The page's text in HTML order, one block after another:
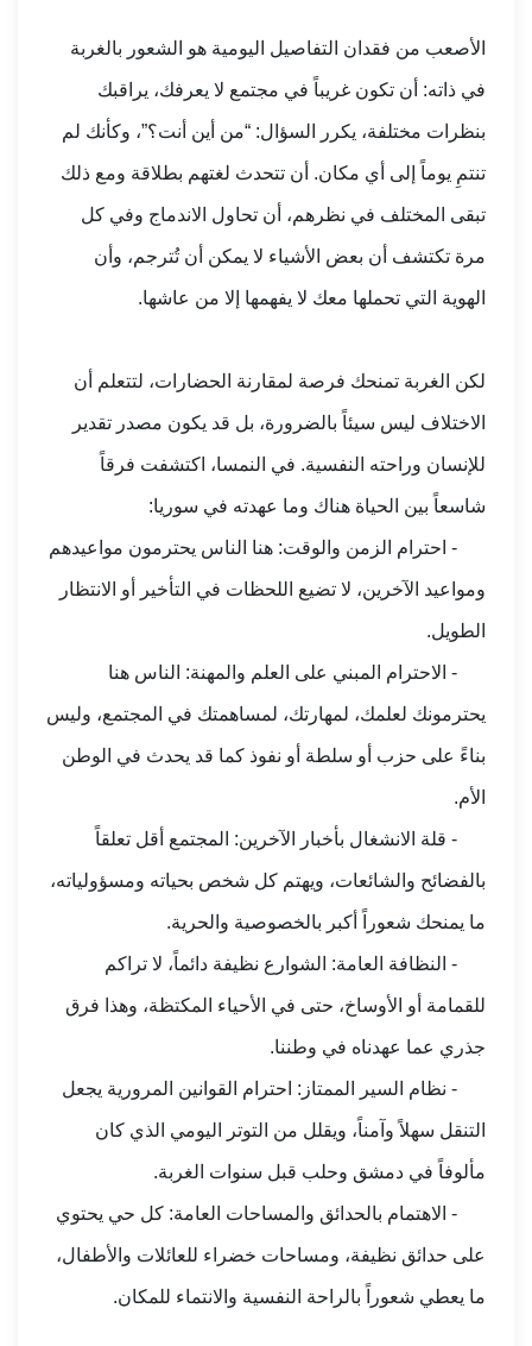
الأصعب من فقدان التفاصيل اليومية هو الشعور بالغربة
في ذاته: أن تكون غريباً في مجتمع لا يعرفك، يراقبك
بنظرات مختلفة، يكرر السؤال: “من أين أنت؟”، وكأنك لم
تنتمِ يوماً إلى أي مكان. أن تتحدث لغتهم بطلاقة ومع ذلك
تبقى المختلف في نظرهم، أن تحاول الاندماج وفي كل
مرة تكتشف أن بعض الأشياء لا يمكن أن تُترجم، وأن
الهوية التي تحملها معك لا يفهمها إلا من عاشها.
لكن الغربة تمنحك فرصة لمقارنة الحضارات، لتتعلم أن
الاختلاف ليس سيئاً بالضرورة، بل قد يكون مصدر تقدير
للإنسان وراحته النفسية. في النمسا، اكتشفت فرقاً
شاسعاً بين الحياة هناك وما عهدته في سوريا:
- احترام الزمن والوقت: هنا الناس يحترمون مواعيدهم
ومواعيد الآخرين، لا تضيع اللحظات في التأخير أو الانتظار
الطويل.
- الاحترام المبني على العلم والمهنة: الناس هنا
يحترمونك لعلمك، لمهارتك، لمساهمتك في المجتمع، وليس
بناءً على حزب أو سلطة أو نفوذ كما قد يحدث في الوطن
الأم.
- قلة الانشغال بأخبار الآخرين: المجتمع أقل تعلقاً
بالفضائح والشائعات، ويهتم كل شخص بحياته ومسؤولياته،
ما يمنحك شعوراً أكبر بالخصوصية والحرية.
- النظافة العامة: الشوارع نظيفة دائماً، لا تراكم
للقمامة أو الأوساخ، حتى في الأحياء المكتظة، وهذا فرق
جذري عما عهدناه في وطننا.
- نظام السير الممتاز: احترام القوانين المرورية يجعل
التنقل سهلاً وآمناً، ويقلل من التوتر اليومي الذي كان
مألوفاً في دمشق وحلب قبل سنوات الغربة.
- الاهتمام بالحدائق والمساحات العامة: كل حي يحتوي
على حدائق نظيفة، ومساحات خضراء للعائلات والأطفال،
ما يعطي شعوراً بالراحة النفسية والانتماء للمكان.